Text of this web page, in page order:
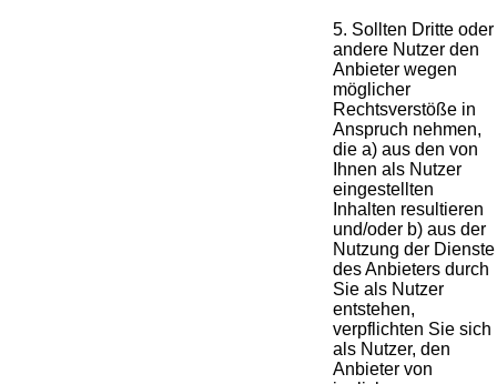
5. Sollten Dritte oder
andere Nutzer den
Anbieter wegen
möglicher
Rechtsverstöße in
Anspruch nehmen,
die a) aus den von
Ihnen als Nutzer
eingestellten
Inhalten resultieren
und/oder b) aus der
Nutzung der Dienste
des Anbieters durch
Sie als Nutzer
entstehen,
verpflichten Sie sich
als Nutzer, den
Anbieter von